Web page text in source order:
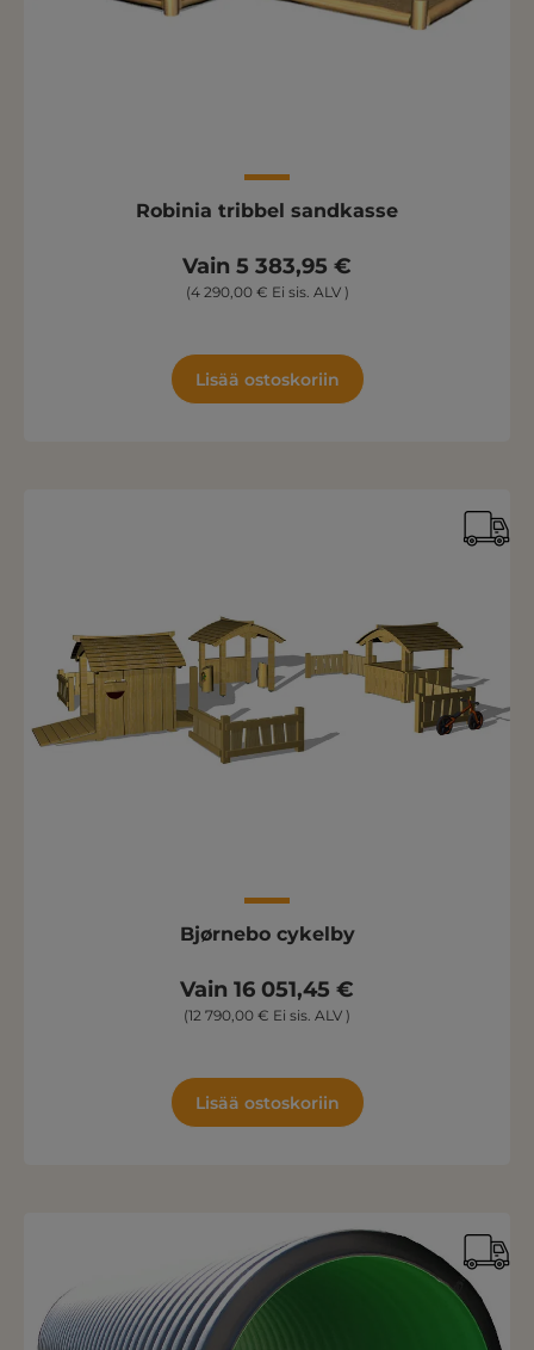
Robinia tribbel sandkasse
Vain 5 383,95 €
(4 290,00 € Ei sis. ALV )
Lisää ostoskoriin
Bjørnebo cykelby
Vain 16 051,45 €
(12 790,00 € Ei sis. ALV )
Lisää ostoskoriin